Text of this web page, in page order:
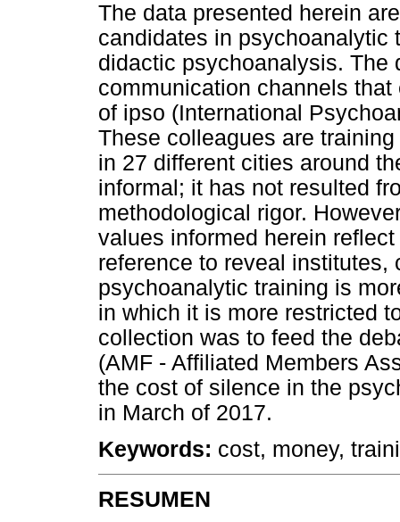
The data presented herein
candidates in psychoanalytic
didactic psychoanalysis. The
communication channels
of ipso (International
These colleagues are
in 27 different cities around
informal; it has not resulted
methodological rigor.
values informed herein
reference to reveal
psychoanalytic training is
in which it is more restricted
collection was to feed the
(AMF - Affiliated Members
the cost of silence in the
in March of 2017.
Keywords: cost, money,
RESUMEN